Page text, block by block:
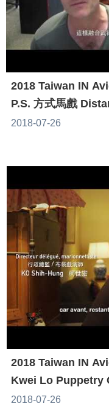
2018 Taiwan IN
P.S. 方式馬戲
2018-07-26
2018 Taiwan IN
Kwei Lo Puppetry
de réincarnation
2018-07-26